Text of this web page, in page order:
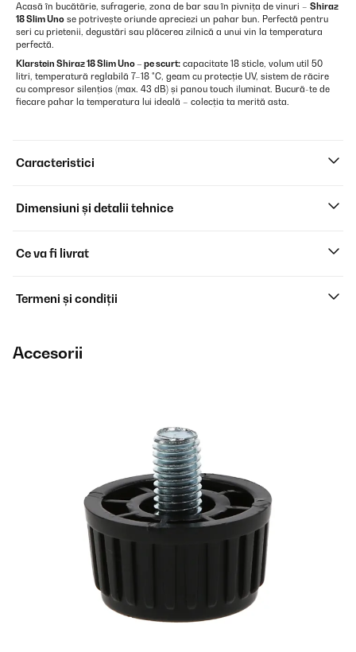
Acasă în bucătărie, sufragerie, zona de bar sau în pivnița de vinuri – Shiraz
18 Slim Uno se potrivește oriunde apreciezi un pahar bun. Perfectă pentru
seri cu prietenii, degustări sau plăcerea zilnică a unui vin la temperatura
perfectă.
Klarstein Shiraz 18 Slim Uno – pe scurt: capacitate 18 sticle, volum util 50
litri, temperatură reglabilă 7–18 °C, geam cu protecție UV, sistem de răcire
cu compresor silențios (max. 43 dB) și panou touch iluminat. Bucură-te de
fiecare pahar la temperatura lui ideală – colecția ta merită asta.
Caracteristici
Dimensiuni și detalii tehnice
Ce va fi livrat
Termeni și condiții
Accesorii